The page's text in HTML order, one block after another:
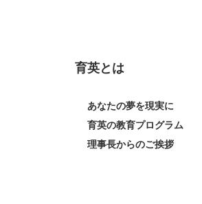
育英とは
あなたの夢を現実に
育英の教育プログラム
理事長からのご挨拶